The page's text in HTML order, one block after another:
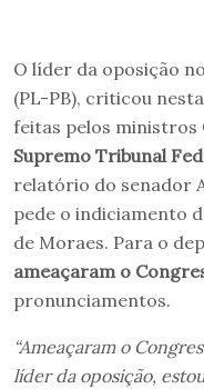
O líder da oposição
(PL-PB), criticou
feitas pelos ministros
Supremo Tribunal
relatório do senador
pede o indiciamento
de Moraes. Para o
ameaçaram o
pronunciamentos.
“Ameaçaram o
líder da oposição,